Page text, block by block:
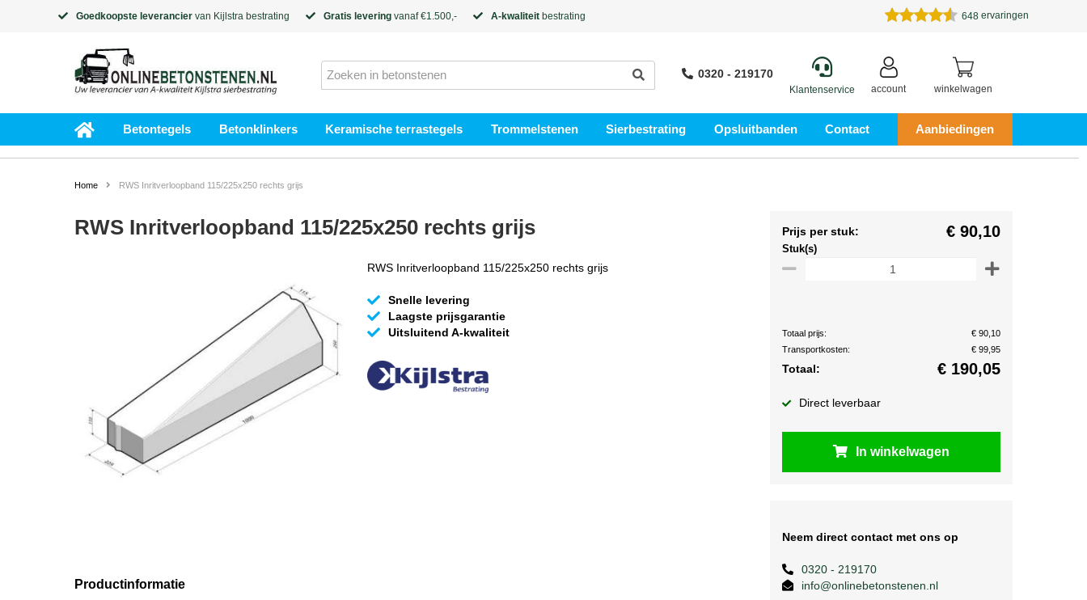
Goedkoopste leverancier van Kijlstra bestrating Gratis levering vanaf €1.500,- A-kwaliteit bestrating 648 ervaringen
0320 - 219170
Klantenservice account winkelwagen
Betontegels Betonklinkers Keramische terrastegels Trommelstenen Sierbestrating Opsluitbanden Contact Aanbiedingen
Home RWS Inritverloopband 115/225x250 rechts grijs
RWS Inritverloopband 115/225x250 rechts grijs
RWS Inritverloopband 115/225x250 rechts grijs
Snelle levering
Laagste prijsgarantie
Uitsluitend A-kwaliteit
Productinformatie
Prijs per stuk: € 90,10
Stuk(s)
Totaal prijs:
€ 90,10
Transportkosten:
€ 99,95
Totaal: € 190,05
Direct leverbaar
In winkelwagen
Neem direct contact met ons op
0320 - 219170
info@onlinebetonstenen.nl